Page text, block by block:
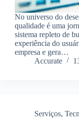
No universo do
qualidade é uma
sistema repleto de
experiência do
empresa e gera…
Accurate
Serviços,